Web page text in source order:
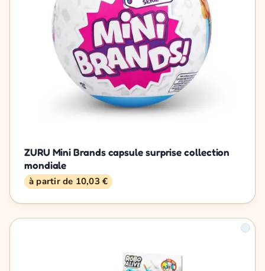
ZURU Mini Brands capsule surprise collection
mondiale
à partir de 10,03 €